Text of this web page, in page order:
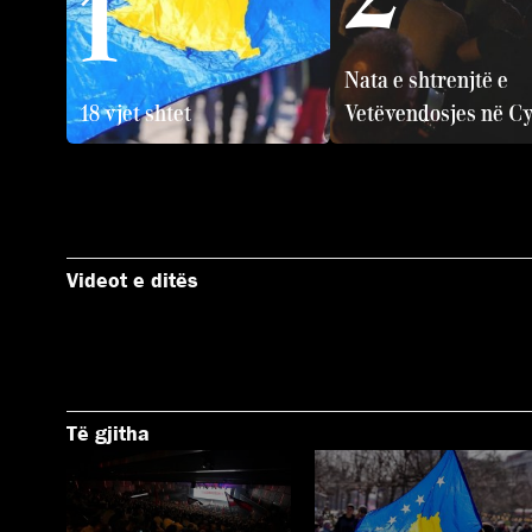
18 vjet shtet
Nata e shtrenjtë e
Vetëvendosjes në
Videot e ditës
Të gjitha